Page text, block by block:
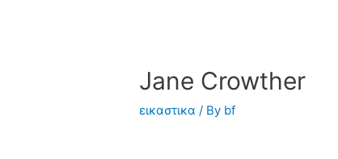
Jane Crowther
εικαστικα / By bf